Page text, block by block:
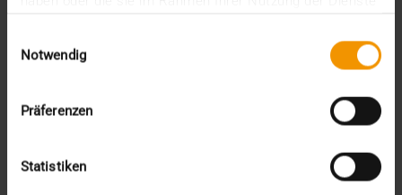
Notwendig
Präferenzen
Statistiken
VUE D'ENSEMBLE
Réseaux numériques : L’e-santé « made